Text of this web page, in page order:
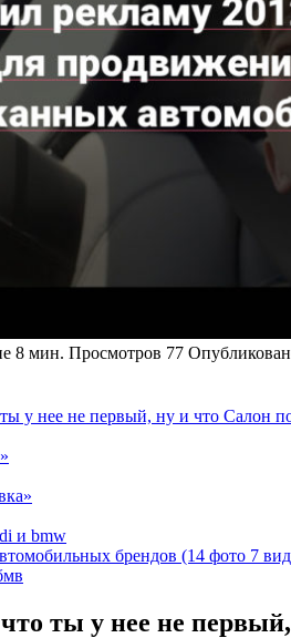
8 мин. Просмотров 77
у нее не первый, ну и что Салон
и bmw
брендов (14 фото 7
ты у нее не